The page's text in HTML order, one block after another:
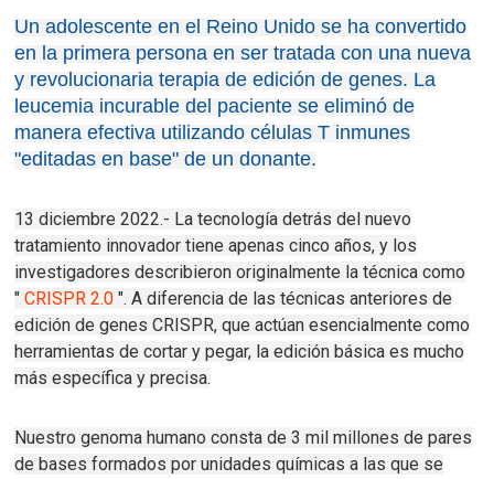
Un adolescente en el Reino Unido se ha convertido
en la primera persona en ser tratada con una nueva
y revolucionaria terapia de edición de genes. La
leucemia incurable del paciente se eliminó de
manera efectiva utilizando células T inmunes
"editadas en base" de un donante.
13 diciembre 2022.- La tecnología detrás del nuevo
tratamiento innovador tiene apenas cinco años, y los
investigadores describieron originalmente la técnica como
"CRISPR 2.0 ".A diferencia de las técnicas anteriores de
edición de genes CRISPR, que actúan esencialmente como
herramientas de cortar y pegar, la edición básica es mucho
más específica y precisa.
Nuestro genoma humano consta de 3 mil millones de pares
de bases formados por unidades químicas a las que se